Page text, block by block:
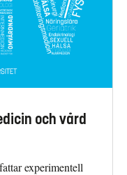
och vård
experimentell